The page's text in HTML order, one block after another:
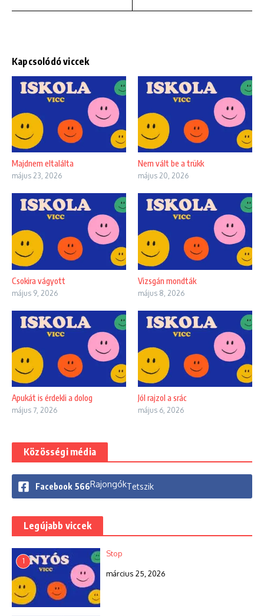
Kapcsolódó viccek
Majdnem eltalálta
május 23, 2026
Nem vált be a trükk
május 20, 2026
Csokira vágyott
május 9, 2026
Vizsgán mondták
május 8, 2026
Apukát is érdekli a dolog
május 7, 2026
Jól rajzol a srác
május 6, 2026
Közösségi média
Facebook 566RajongókTetszik
Legújabb viccek
1
Stop
március 25, 2026